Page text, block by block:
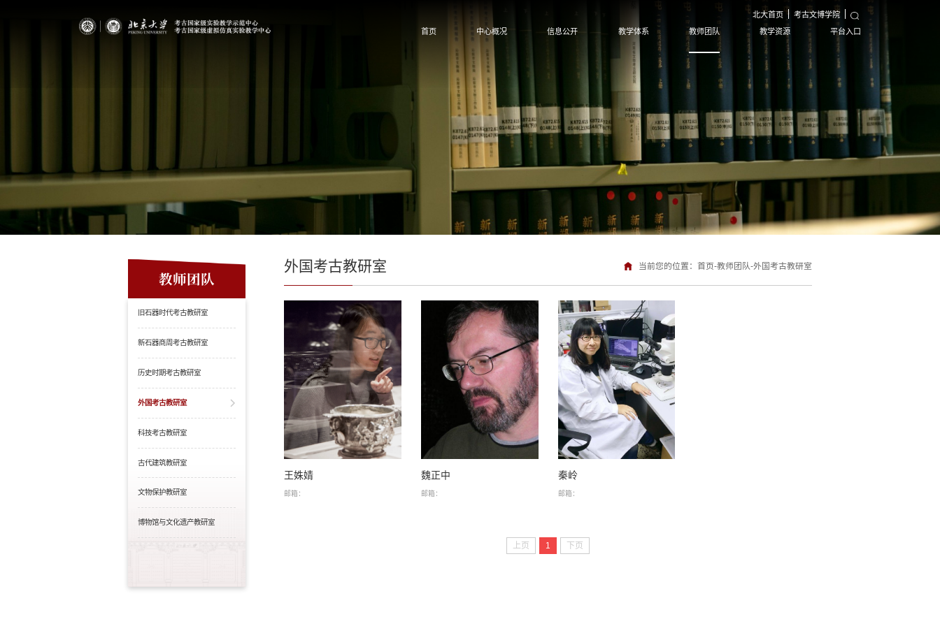
北大首页
考古文博学院
首页
中心概况 信息公开 教学体系 教师团队 教学资源 平台入口
教师团队
旧石器时代考古教研室
新石器商周考古教研室
历史时期考古教研室
外国考古教研室
科技考古教研室
古代建筑教研室
文物保护教研室
博物馆与文化遗产教研室
外国考古教研室 当前您的位置：首页-教师团队-外国考古教研室
王姝婧
邮箱：
魏正中
邮箱：
秦岭
邮箱：
上页 1 下页